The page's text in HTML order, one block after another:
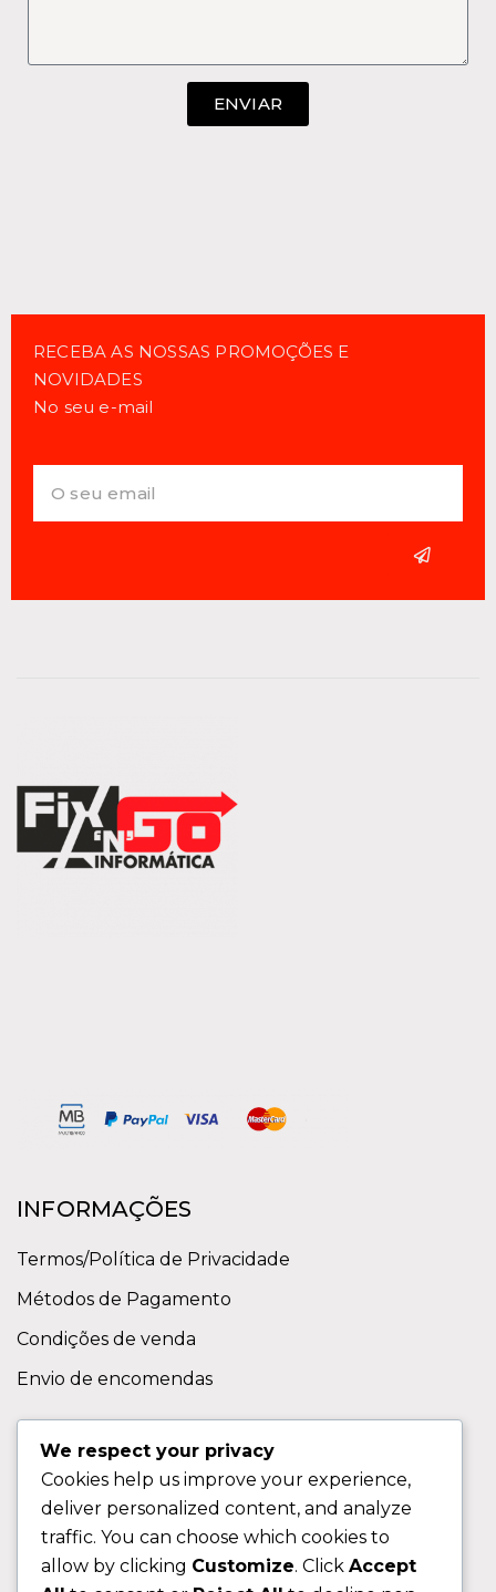
ENVIAR
RECEBA AS NOSSAS PROMOÇÕES E
NOVIDADES
No seu e-mail
INFORMAÇÕES
Termos/Política de Privacidade
Métodos de Pagamento
Condições de venda
Envio de encomendas
Contactos
Sobre nos
FAQ (Perguntas Frequentes)
We respect your privacy
Cookies help us improve your experience,
deliver personalized content, and analyze
traffic. You can choose which cookies to
allow by clicking Customize. Click Accept